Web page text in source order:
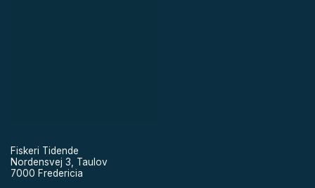
Fiskeri Tidende
Nordensvej 3, Taulov
7000 Fredericia